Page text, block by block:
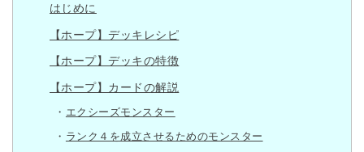
はじめに
【ホープ】デッキレシピ
【ホープ】デッキの特徴
【ホープ】カードの解説
エクシーズモンスター
ランク４を成立させるためのモンスター